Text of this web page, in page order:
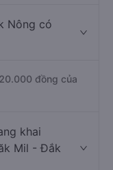
Nông có
đồng của
khai
Mil - Đắk